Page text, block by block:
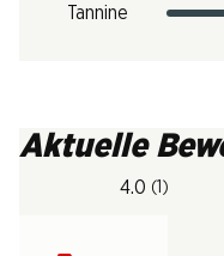
Tannine
Aktuelle
4.0 (1)